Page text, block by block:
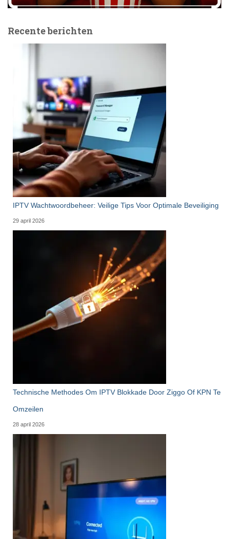
Recente berichten
IPTV Wachtwoordbeheer: Veilige Tips Voor Optimale Beveiliging
29 april 2026
Technische Methodes Om IPTV Blokkade Door Ziggo Of KPN Te
Omzeilen
28 april 2026